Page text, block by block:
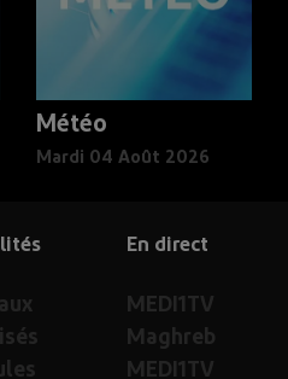
Météo
Mardi 04 Août 2026
En direct
MEDI1TV
Maghreb
MEDI1TV